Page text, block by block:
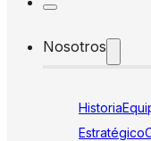
Nosotros
Historia
Estratégico